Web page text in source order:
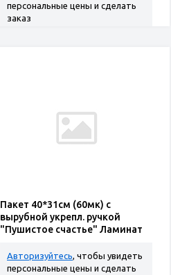
персональные цены и сделать
заказ
Пакет 40*31см (60мк) с
вырубной укрепл. ручкой
"Пушистое счастье" Ламинат
Авторизуйтесь, чтобы увидеть
персональные цены и сделать